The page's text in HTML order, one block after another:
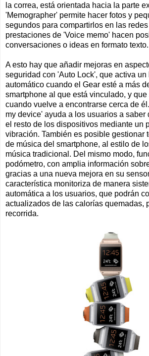
la correa, está orientada hacia la parte
'Memographer' permite hacer fotos y
segundos para compartirlos en las
prestaciones de 'Voice memo' hacen
conversaciones o ideas en formato texto.
A esto hay que añadir mejoras en
seguridad con 'Auto Lock', que activa un
automático cuando el Gear esté a más
smartphone al que está vinculado, y
cuando vuelve a encontrarse cerca de
my device' ayuda a los usuarios a saber
el resto de los dispositivos mediante un
vibración. También es posible gestionar
de música del smartphone, al estilo de
música tradicional. Del mismo modo,
podómetro, con amplia información
gracias a una nueva mejora en su
característica monitoriza de manera
automática a los usuarios, que podrán
actualizados de las calorías quemadas,
recorrida.